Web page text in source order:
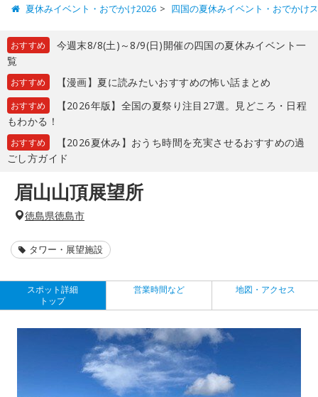
夏休みイベント・おでかけ2026 四国の夏休みイベント・おでかけ
おすすめ
今週末8/8(土)～8/9(日)開催の四国の夏休みイベント一
覧
おすすめ 【漫画】夏に読みたいおすすめの怖い話まとめ
おすすめ
【2026年版】全国の夏祭り注目27選。見どころ・日程
もわかる！
おすすめ
【2026夏休み】おうち時間を充実させるおすすめの過
ごし方ガイド
眉山山頂展望所
徳島県徳島市
タワー・展望施設
スポット詳細
トップ
営業時間など 地図・アクセス